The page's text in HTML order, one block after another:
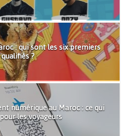
: qui sont les six premiers
qualifiés ?
numérique au Maroc : ce qui
les voyageurs